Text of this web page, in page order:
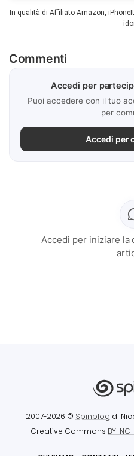
In qualità di Affiliato Amazon,
Commenti
Accedi per
Puoi accedere con il tuo
per
Accedi per
Accedi per iniziare la
2007-2026 © Spinblog di
Creative Commons BY-